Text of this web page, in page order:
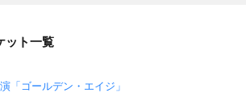
ット一覧
「ゴールデン・エイジ」